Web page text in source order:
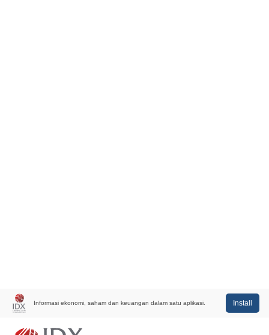
Informasi ekonomi, saham dan keuangan dalam satu aplikasi. Install